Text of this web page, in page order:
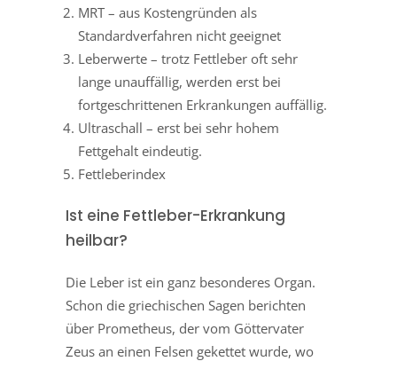
MRT – aus Kostengründen als
Standardverfahren nicht geeignet
Leberwerte – trotz Fettleber oft sehr
lange unauffällig, werden erst bei
fortgeschrittenen Erkrankungen auffällig.
Ultraschall – erst bei sehr hohem
Fettgehalt eindeutig.
Fettleberindex
Ist eine Fettleber-Erkrankung
heilbar?
Die Leber ist ein ganz besonderes Organ.
Schon die griechischen Sagen berichten
über Prometheus, der vom Göttervater
Zeus an einen Felsen gekettet wurde, wo